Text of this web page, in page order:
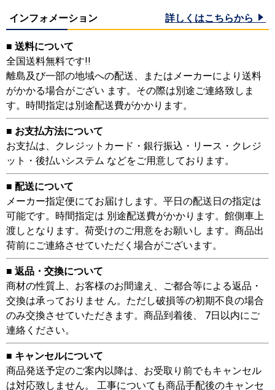
インフォメーション 詳しくはこちらから
■ 送料について
全国送料無料です!!
離島及び一部の地域への配送、またはメーカーにより送料
がかかる場合がござい ます。その際は別途ご連絡致しま
す。時間指定は別途配送費がかかります。
■ お支払方法について
お支払は、クレジットカード・銀行振込・リース・クレジ
ット・後払いシステム などをご用意しております。
■ 配送について
メーカー指定便にてお届けします。平日の配送日の指定は
可能です。時間指定は 別途配送費がかかります。館側車上
渡しとなります。荷受けのご用意をお願いし ます。商品出
荷前にご連絡させていただく場合がございます。
■ 返品・交換について
商材の性質上、お客様のお間違え、ご都合等による返品・
交換は承っておりませ ん。ただし破損等の初期不良の場合
のみ交換させていただきます。商品到着後、 7日以内にご
連絡ください。
■ キャンセルについて
商品発送予定のご案内以降は、お受取り前でもキャンセル
は対応致しません。 工事についても商品手配後のキャンセ